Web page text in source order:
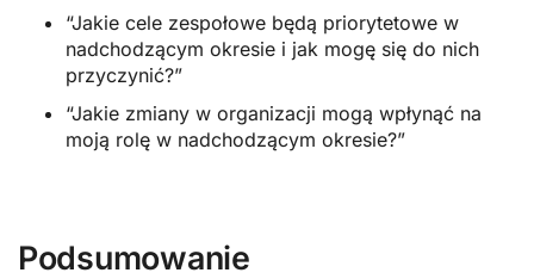
“Jakie cele zespołowe będą priorytetowe w
nadchodzącym okresie i jak mogę się do nich
przyczynić?”
“Jakie zmiany w organizacji mogą wpłynąć na
moją rolę w nadchodzącym okresie?”
Podsumowanie